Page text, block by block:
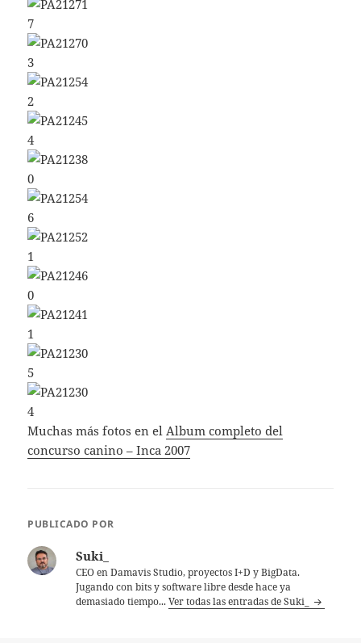
Muchas más fotos en elAlbum completo del
concurso canino – Inca 2007
PUBLICADO POR
Suki_
CEO en Damavis Studio, proyectos I+D y BigData.
Jugando con bits y software libre desde hace ya
demasiado tiempo...Ver todas las entradas de Suki_